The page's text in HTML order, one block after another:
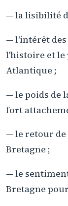
— la lisibilité
— l'intérêt
l'histoire et le
Atlantique ;
— le poids de
fort
— le retour de
Bretagne ;
— le
Bretagne